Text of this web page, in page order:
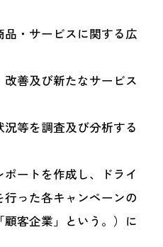
・サービスに関する広
善及び新たなサービス
等を調査及び分析する
ートを作成し、ドライ
った各キャンペーンの
客企業」という。）に